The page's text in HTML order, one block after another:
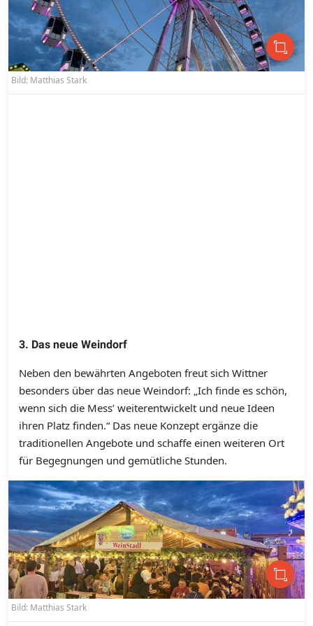
Bild: Matthias Stark
3. Das neue Weindorf
Neben den bewährten Angeboten freut sich Wittner
besonders über das neue Weindorf: „Ich finde es schön,
wenn sich die Mess’ weiterentwickelt und neue Ideen
ihren Platz finden.“ Das neue Konzept ergänze die
traditionellen Angebote und schaffe einen weiteren Ort
für Begegnungen und gemütliche Stunden.
Bild: Matthias Stark